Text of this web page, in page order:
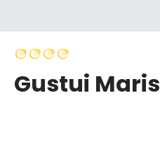
Gustui Maris